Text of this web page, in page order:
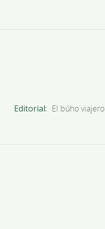
Editorial
El búho viajero